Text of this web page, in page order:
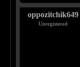
oppozitchik649
Unregistered